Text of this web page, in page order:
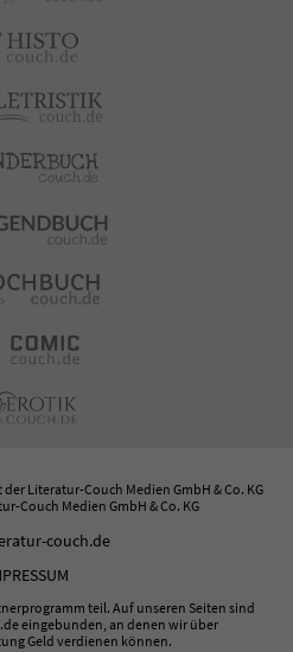
derLiteratur-Couch Medien GmbH & Co. KG
Couch Medien GmbH & Co. KG
couch.de
teil. Auf unseren Seiten sind
eingebunden, an denen wir über
Geld verdienen können.